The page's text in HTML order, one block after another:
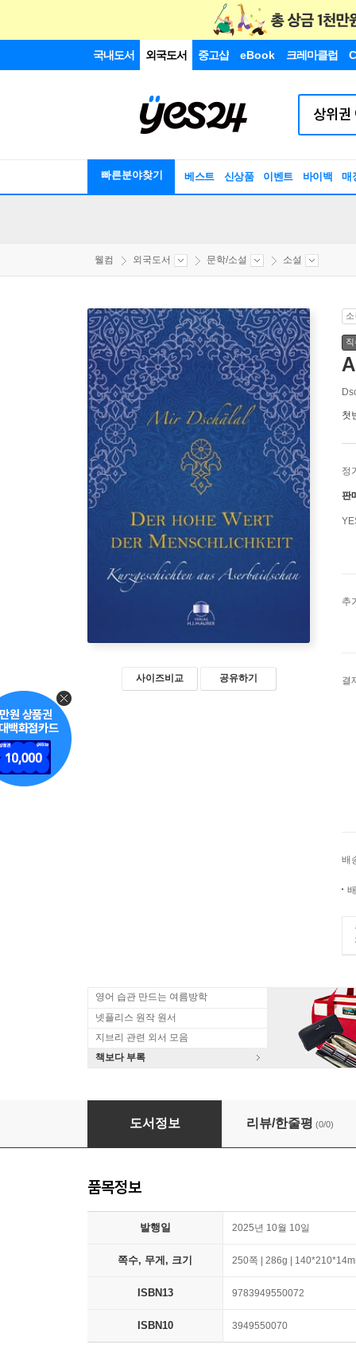
국내도서 외국도서 중고샵 eBook 크레마클럽
빠른분야찾기 베스트 신상품 이벤트 바이백 매
웰컴 외국도서 문학/소설 소설
사이즈비교 공유하기
첫
정
판
추
결
배
영어 습관 만드는 여름방학
넷플리스 원작 원서
지브리 관련 외서 모음
책보다 부록
Der hohe Wert der Menschlichkeit:
도서정보 리뷰/한줄평 (0/0)
품목정보
발행일 2025년 10월 10일
쪽수, 무게, 크기 250쪽 | 286g |
ISBN13 9783949550072
ISBN10 3949550070